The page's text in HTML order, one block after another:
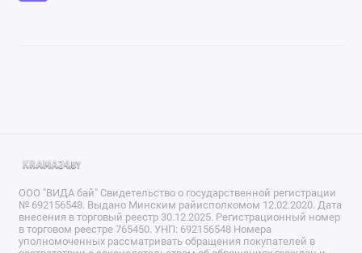
ООО "ВИДА бай" Свидетельство о государственной регистрации
№ 692156548. Выдано Минским райисполкомом 12.02.2020. Дата
внесения в торговый реестр 30.12.2025. Регистрационный номер
в торговом реестре 765450. УНП: 692156548 Номера
уполномоченных рассматривать обращения покупателей в